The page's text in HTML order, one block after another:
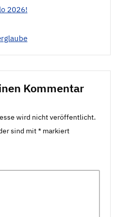
2026!
Kommentar
wird nicht veröffentlicht.
sind mit* markiert